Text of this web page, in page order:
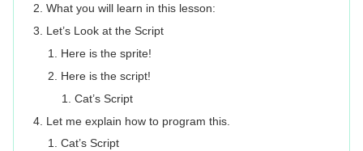
What you will learn in this lesson:
Let’s Look at the Script
Here is the sprite!
Here is the script!
Cat’s Script
Let me explain how to program this.
Cat’s Script